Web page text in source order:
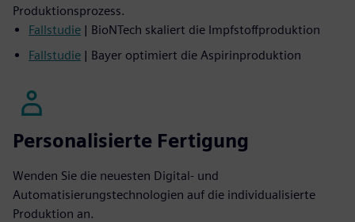
Produktionsprozess.
Fallstudie | BioNTech skaliert die Impfstoffproduktion
Fallstudie | Bayer optimiert die Aspirinproduktion
Personalisierte Fertigung
Wenden Sie die neuesten Digital- und
Automatisierungstechnologien auf die individualisierte
Produktion an.